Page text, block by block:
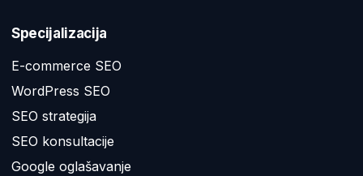
Specijalizacija
E-commerce SEO
WordPress SEO
SEO strategija
SEO konsultacije
Google oglašavanje